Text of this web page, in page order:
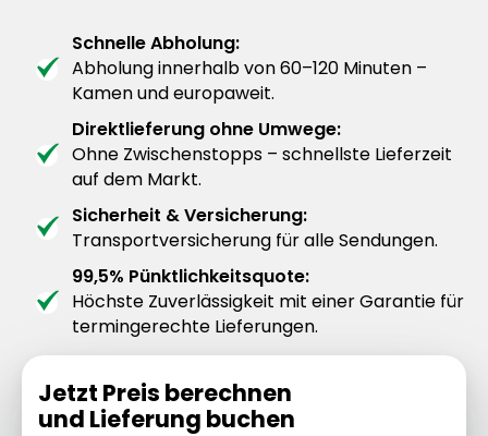
Schnelle Abholung:
Abholung innerhalb von 60–120 Minuten –
Kamen und europaweit.
Direktlieferung ohne Umwege:
Ohne Zwischenstopps – schnellste Lieferzeit
auf dem Markt.
Sicherheit & Versicherung:
Transportversicherung für alle Sendungen.
99,5% Pünktlichkeitsquote:
Höchste Zuverlässigkeit mit einer Garantie für
termingerechte Lieferungen.
Jetzt Preis berechnen
und Lieferung buchen